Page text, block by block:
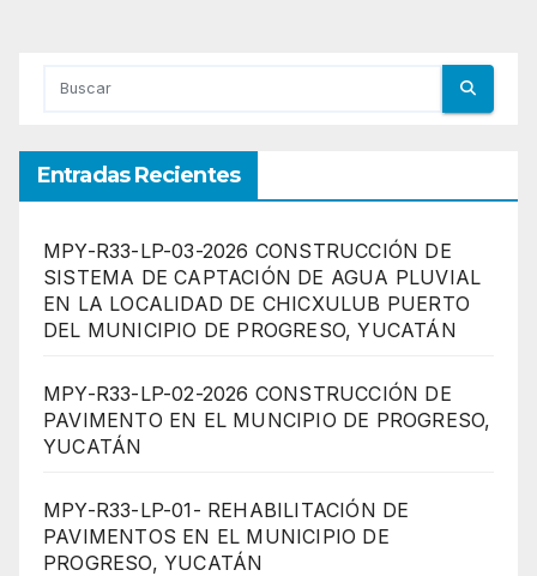
Entradas Recientes
MPY-R33-LP-03-2026 CONSTRUCCIÓN DE
SISTEMA DE CAPTACIÓN DE AGUA PLUVIAL
EN LA LOCALIDAD DE CHICXULUB PUERTO
DEL MUNICIPIO DE PROGRESO, YUCATÁN
MPY-R33-LP-02-2026 CONSTRUCCIÓN DE
PAVIMENTO EN EL MUNCIPIO DE PROGRESO,
YUCATÁN
MPY-R33-LP-01- REHABILITACIÓN DE
PAVIMENTOS EN EL MUNICIPIO DE
PROGRESO, YUCATÁN